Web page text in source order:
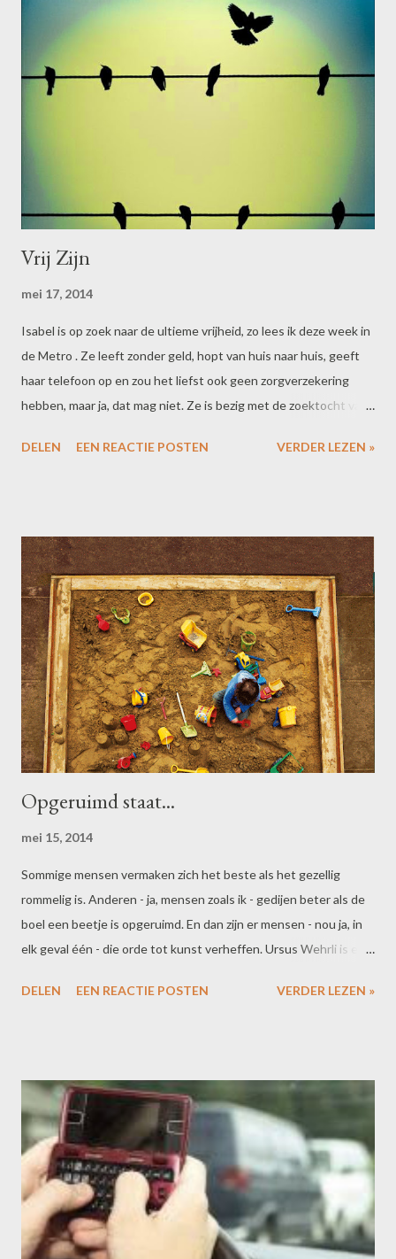
Vrij Zijn
mei 17, 2014
Isabel is op zoek naar de ultieme vrijheid, zo lees ik deze week in
de Metro . Ze leeft zonder geld, hopt van huis naar huis, geeft
haar telefoon op en zou het liefst ook geen zorgverzekering
hebben, maar ja, dat mag niet. Ze is bezig met de zoektocht van
wat wil ik? Met dit project wil ze antwoord op de vraag: kun je op
een commerciële koffietent te beginnen. Dus ik ben zoekende.
Ik probeer ook maar wat." Het intrigeert me. Op zoek naar de
ultieme vrijheid. Met als 'regel' leven zonder geld. En vertrouwen
als metgezel. Ik krijg de gedachte maar niet uit m'n hoofd dat
vrijheid zich niet laat 'vangen' in dit soort zoektochten. Vrijheid
zit volgens mij in je hoofd, in je lijf misschien zelfs. Mijn grootste
gevan...
DELEN EEN REACTIE POSTEN VERDER LEZEN »
Opgeruimd staat...
mei 15, 2014
Sommige mensen vermaken zich het beste als het gezellig
rommelig is. Anderen - ja, mensen zoals ik - gedijen beter als de
boel een beetje is opgeruimd. En dan zijn er mensen - nou ja, in
elk geval één - die orde tot kunst verheffen. Ursus Wehrli is een
begon als een project om bestaande kunst 'op te ruimen', kreeg
word echt heel blij van deze foto's. Better than chocolate op
een sombere dag!
DELEN EEN REACTIE POSTEN VERDER LEZEN »